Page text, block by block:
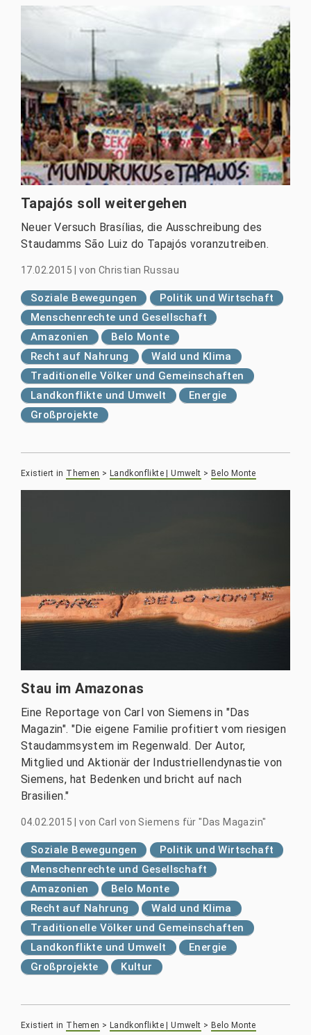
Tapajós soll weitergehen
Neuer Versuch Brasílias, die Ausschreibung des
Staudamms São Luiz do Tapajós voranzutreiben.
17.02.2015 |von Christian Russau
Soziale Bewegungen
Politik und Wirtschaft
Menschenrechte und Gesellschaft
Amazonien
Belo Monte
Recht auf Nahrung
Wald und Klima
Traditionelle Völker und Gemeinschaften
Landkonflikte und Umwelt
Energie
Großprojekte
Existiert in Themen > Landkonflikte | Umwelt > Belo Monte
Stau im Amazonas
Eine Reportage von Carl von Siemens in "Das
Magazin". "Die eigene Familie profitiert vom riesigen
Staudammsystem im Regenwald. Der Autor,
Mitglied und Aktionär der Industriellendynastie von
Siemens, hat Bedenken und bricht auf nach
Brasilien."
04.02.2015 |von Carl von Siemens für "Das Magazin"
Soziale Bewegungen
Politik und Wirtschaft
Menschenrechte und Gesellschaft
Amazonien
Belo Monte
Recht auf Nahrung
Wald und Klima
Traditionelle Völker und Gemeinschaften
Landkonflikte und Umwelt
Energie
Großprojekte
Kultur
Existiert in Themen > Landkonflikte | Umwelt > Belo Monte